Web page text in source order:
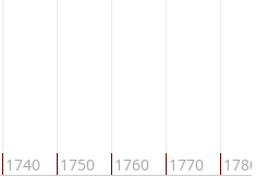
1740 1750 1760 1770 1780